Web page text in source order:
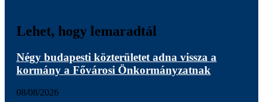
Lehet, hogy lemaradtál
Négy budapesti közterületet adna vissza a
kormány a Fővárosi Önkormányzatnak
08/08/2026